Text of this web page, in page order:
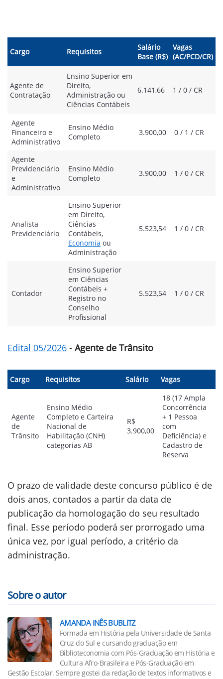
Cargo Requisitos
Salário
Base (R$)
Vagas
(AC/PCD/CR)
Agente de
Contratação
Ensino Superior em
Direito,
Administração ou
Ciências Contábeis
6.141,66 1 / 0 / CR
Agente
Financeiro e
Administrativo
Ensino Médio
Completo
3.900,00 0 / 1 / CR
Agente
Previdenciário
e
Administrativo
Ensino Médio
Completo
3.900,00 1 / 0 / CR
Analista
Previdenciário
Ensino Superior
em Direito,
Ciências
Contábeis,
Economia ou
Administração
5.523,54 1 / 0 / CR
Contador
Ensino Superior
em Ciências
Contábeis +
Registro no
Conselho
Profissional
5.523,54 1 / 0 / CR
Edital 05/2026 - Agente de Trânsito
Cargo Requisitos Salário Vagas
Agente
de
Trânsito
Ensino Médio
Completo e Carteira
Nacional de
Habilitação (CNH)
categorias AB
R$
3.900,00
18 (17 Ampla
Concorrência
+ 1 Pessoa
com
Deficiência) e
Cadastro de
Reserva
O prazo de validade deste concurso público é de
dois anos, contados a partir da data de
publicação da homologação do seu resultado
final. Esse período poderá ser prorrogado uma
única vez, por igual período, a critério da
administração.
Sobre o autor
AMANDA INÊS BUBLITZ
Formada em História pela Universidade de Santa
Cruz do Sul e cursando graduação em
Biblioteconomia com Pós-Graduação em História e
Cultura Afro-Brasileira e Pós-Graduação em
Gestão Escolar. Sempre gostei da redação de textos informativos e